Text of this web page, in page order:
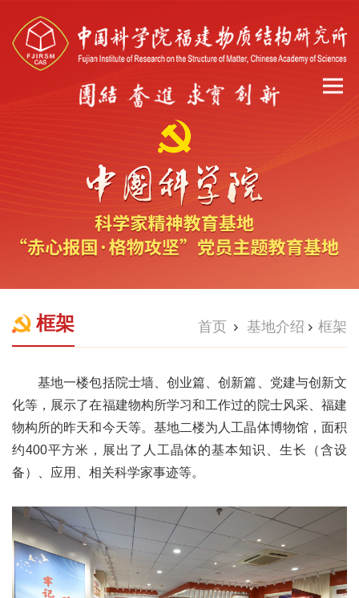
框架 首页 基地介绍 框架
基地一楼包括院士墙、 创业篇、创新篇、党建与创新文
化等， 展示了在福建物构所学习和工作过的院士风采、福建
物构所的昨天和今天等。基地二楼为人工晶体博物馆，面积
约400平方米，展出了人工晶体的基本知识、生长（含设
备）、应用、相关科学家事迹等。